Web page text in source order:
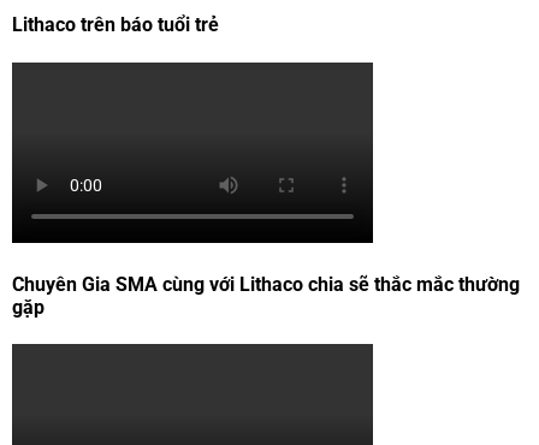
Lithaco trên báo tuổi trẻ
Chuyên Gia SMA cùng với Lithaco chia sẽ thắc mắc thường
gặp